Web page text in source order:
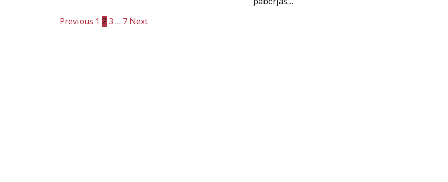
Sidnumrering
Previous 1 2 3 … 7 Next